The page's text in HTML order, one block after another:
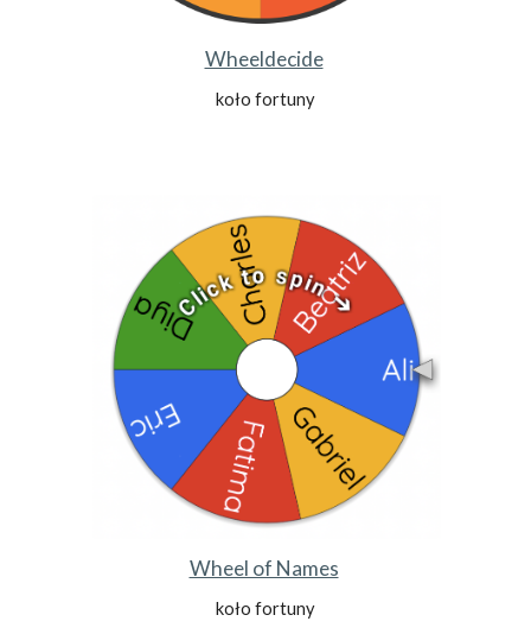
Wheeldecide
koło fortuny
Wheel of Names
koło fortuny